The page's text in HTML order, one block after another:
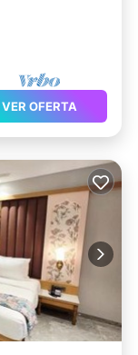
VER OFERTA